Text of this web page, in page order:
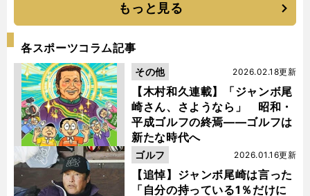
もっと見る
各スポーツコラム記事
【木村和久連載】「ジャンボ尾
崎さん、さようなら」 昭和・
平成ゴルフの終焉――ゴルフは
新たな時代へ
2026.02.18更新
その他
【追悼】ジャンボ尾崎は言った
「自分の持っている1％だけに
2026.01.16更新
ゴルフ